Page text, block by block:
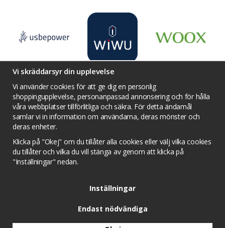
Villkor Kontakta oss
Facebook
Twitter
YouTube
Prisjakt
Integritets sekretesspolicy
Tävlingsvillkor
Om cookies
Cookie inställningar
Vi skräddarsyr din upplevelse
Vi använder cookies för att ge dig en personlig
shoppingupplevelse, personanpassad annonsering och för hålla
våra webbplatser tillförlitliga och säkra. För detta ändamål
samlar vi in information om användarna, deras mönster och
deras enheter.
Klicka på "Okej" om du tillåter alla cookies eller välj vilka cookies
du tillåter och vilka du vill stänga av genom att klicka på
"Inställningar" nedan.
Inställningar
Endast nödvändiga